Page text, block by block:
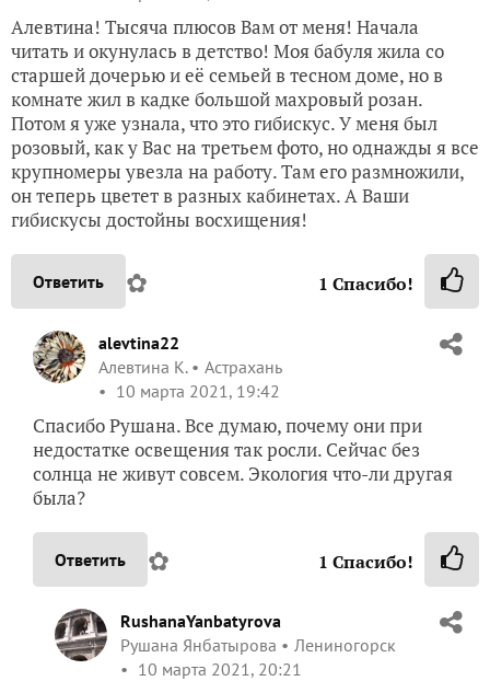
Алевтина! Тысяча плюсов Вам от меня! Начала
читать и окунулась в детство! Моя бабуля жила со
старшей дочерью и её семьей в тесном доме, но в
комнате жил в кадке большой махровый розан.
Потом я уже узнала, что это гибискус. У меня был
розовый, как у Вас на третьем фото, но однажды я все
крупномеры увезла на работу. Там его размножили,
он теперь цветет в разных кабинетах. А Ваши
гибискусы достойны восхищения!
Ответить ✿ 1 Спасибо!
alevtina22
Алевтина К.
Астрахань
10 марта 2021, 19:42
Спасибо Рушана. Все думаю, почему они при
недостатке освещения так росли. Сейчас без
солнца не живут совсем. Экология что-ли другая
была?
Ответить ✿ 1 Спасибо!
RushanaYanbatyrova
Рушана Янбатырова
Лениногорск
10 марта 2021, 20:21